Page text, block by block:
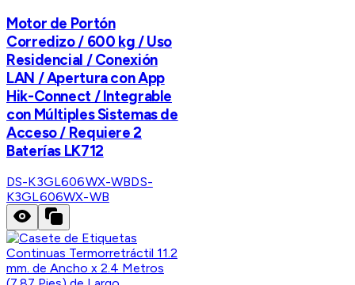
Motor de Portón
Corredizo / 600 kg / Uso
Residencial / Conexión
LAN / Apertura con App
Hik-Connect / Integrable
con Múltiples Sistemas de
Acceso / Requiere 2
Baterías LK712
DS-K3GL606WX-WBDS-
K3GL606WX-WB